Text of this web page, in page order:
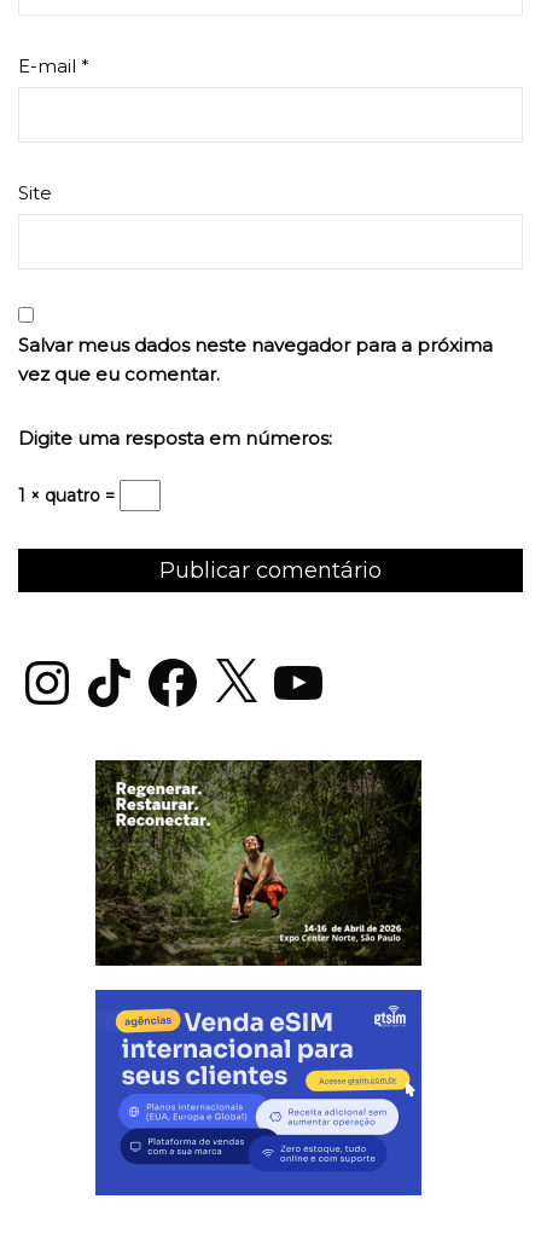
E-mail *
Site
Salvar meus dados neste navegador para a próxima
vez que eu comentar.
Digite uma resposta em números:
1 × quatro =
InstagramTikTok Facebook
X YouTube